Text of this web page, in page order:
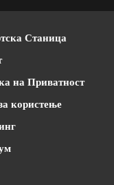
Станица
на Приватност
користење